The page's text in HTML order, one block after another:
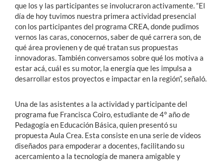
que los y las participantes se involucraron activamente. “El
día de hoy tuvimos nuestra primera actividad presencial
con los participantes del programa CREA, donde pudimos
vernos las caras, conocernos, saber de qué carrera son, de
qué área provienen y de qué tratan sus propuestas
innovadoras. También conversamos sobre qué los motiva a
estar acá, cuál es su motor, la energía que les impulsa a
desarrollar estos proyectos e impactar en la región”, señaló.
Una de las asistentes a la actividad y participante del
programa fue Francisca Coiro, estudiante de 4° año de
Pedagogía en Educación Básica, quien presentó su
propuesta Aula Crea. Esta consiste en una serie de videos
diseñados para empoderar a docentes, facilitando su
acercamiento a la tecnología de manera amigable y